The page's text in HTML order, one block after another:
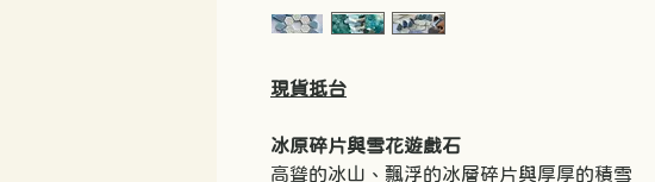
現貨抵台
冰原碎片與雪花遊戲石
高聳的冰山、飄浮的冰層碎片與厚厚的積雪